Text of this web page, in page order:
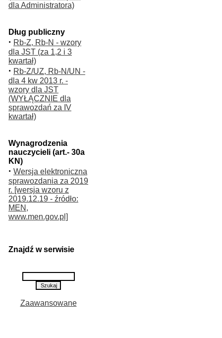
dla Administratora)
Dług publiczny
· Rb-Z, Rb-N - wzory
dla JST (za 1,2 i 3
kwartał)
· Rb-Z/UZ, Rb-N/UN -
dla 4 kw 2013 r. -
wzory dla JST
(WYŁĄCZNIE dla
sprawozdań za IV
kwartał)
Wynagrodzenia
nauczycieli (art.- 30a
KN)
· Wersja elektroniczna
sprawozdania za 2019
r. [wersja wzoru z
2019.12.19 - źródło:
MEN,
www.men.gov.pl]
Znajdź w serwisie
Zaawansowane